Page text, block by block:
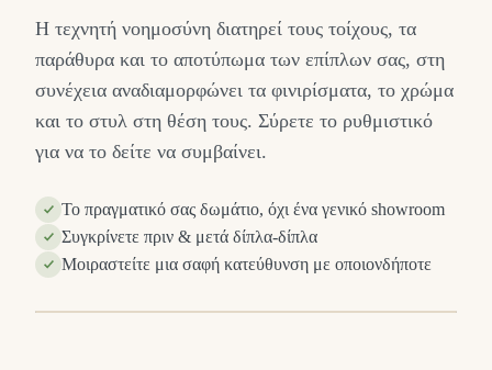
Η τεχνητή νοημοσύνη διατηρεί τους τοίχους, τα
παράθυρα και το αποτύπωμα των επίπλων σας, στη
συνέχεια αναδιαμορφώνει τα φινιρίσματα, το χρώμα
και το στυλ στη θέση τους. Σύρετε το ρυθμιστικό
για να το δείτε να συμβαίνει.
Το πραγματικό σας δωμάτιο, όχι ένα γενικό showroom
Συγκρίνετε πριν & μετά δίπλα-δίπλα
Μοιραστείτε μια σαφή κατεύθυνση με οποιονδήποτε
ΠΡΙΝ
⇔